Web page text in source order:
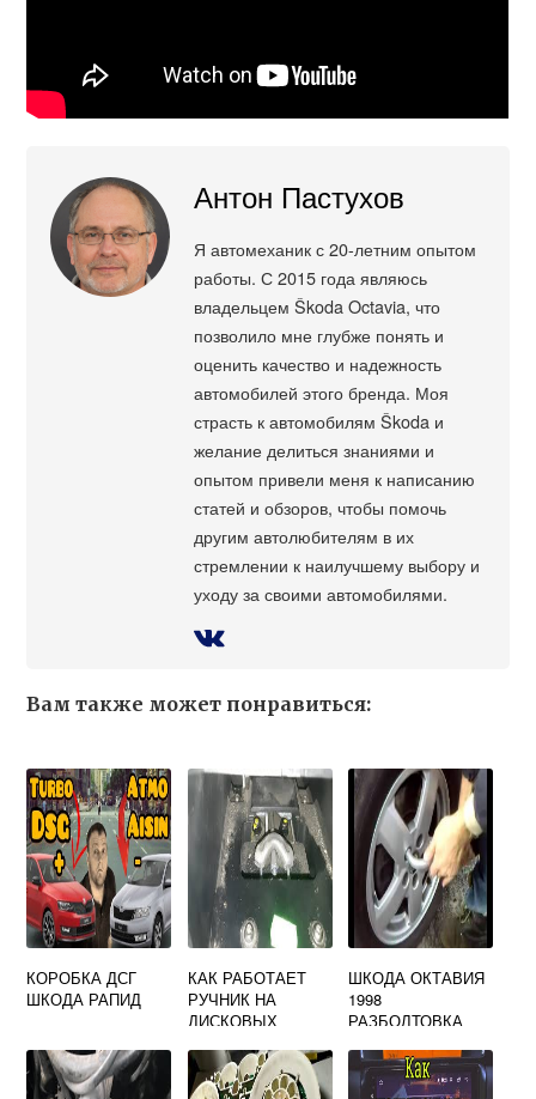
Антон Пастухов
Я автомеханик с 20-летним опытом
работы. С 2015 года являюсь
владельцем Škoda Octavia, что
позволило мне глубже понять и
оценить качество и надежность
автомобилей этого бренда. Моя
страсть к автомобилям Škoda и
желание делиться знаниями и
опытом привели меня к написанию
статей и обзоров, чтобы помочь
другим автолюбителям в их
стремлении к наилучшему выбору и
уходу за своими автомобилями.
Вам также может понравиться:
КОРОБКА ДСГ
ШКОДА РАПИД
КАК РАБОТАЕТ
РУЧНИК НА
ДИСКОВЫХ
SKODA OCTAVIA
A5
ШКОДА ОКТАВИЯ
1998
РАЗБОЛТОВКА